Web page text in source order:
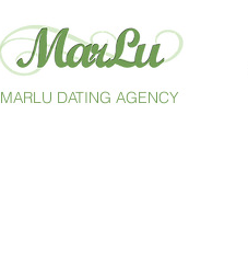
MARLU DATING AGENCY